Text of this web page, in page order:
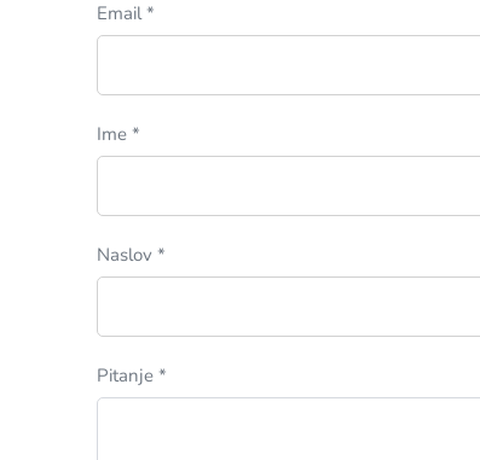
Email *
Ime *
Naslov *
Pitanje *